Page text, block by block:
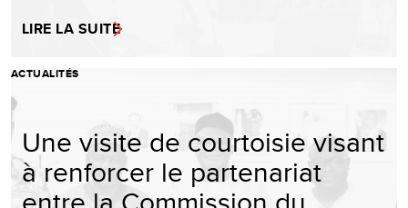
LIRE LA SUITE
ACTUALITÉS
Une visite de courtoisie visant
à renforcer le partenariat